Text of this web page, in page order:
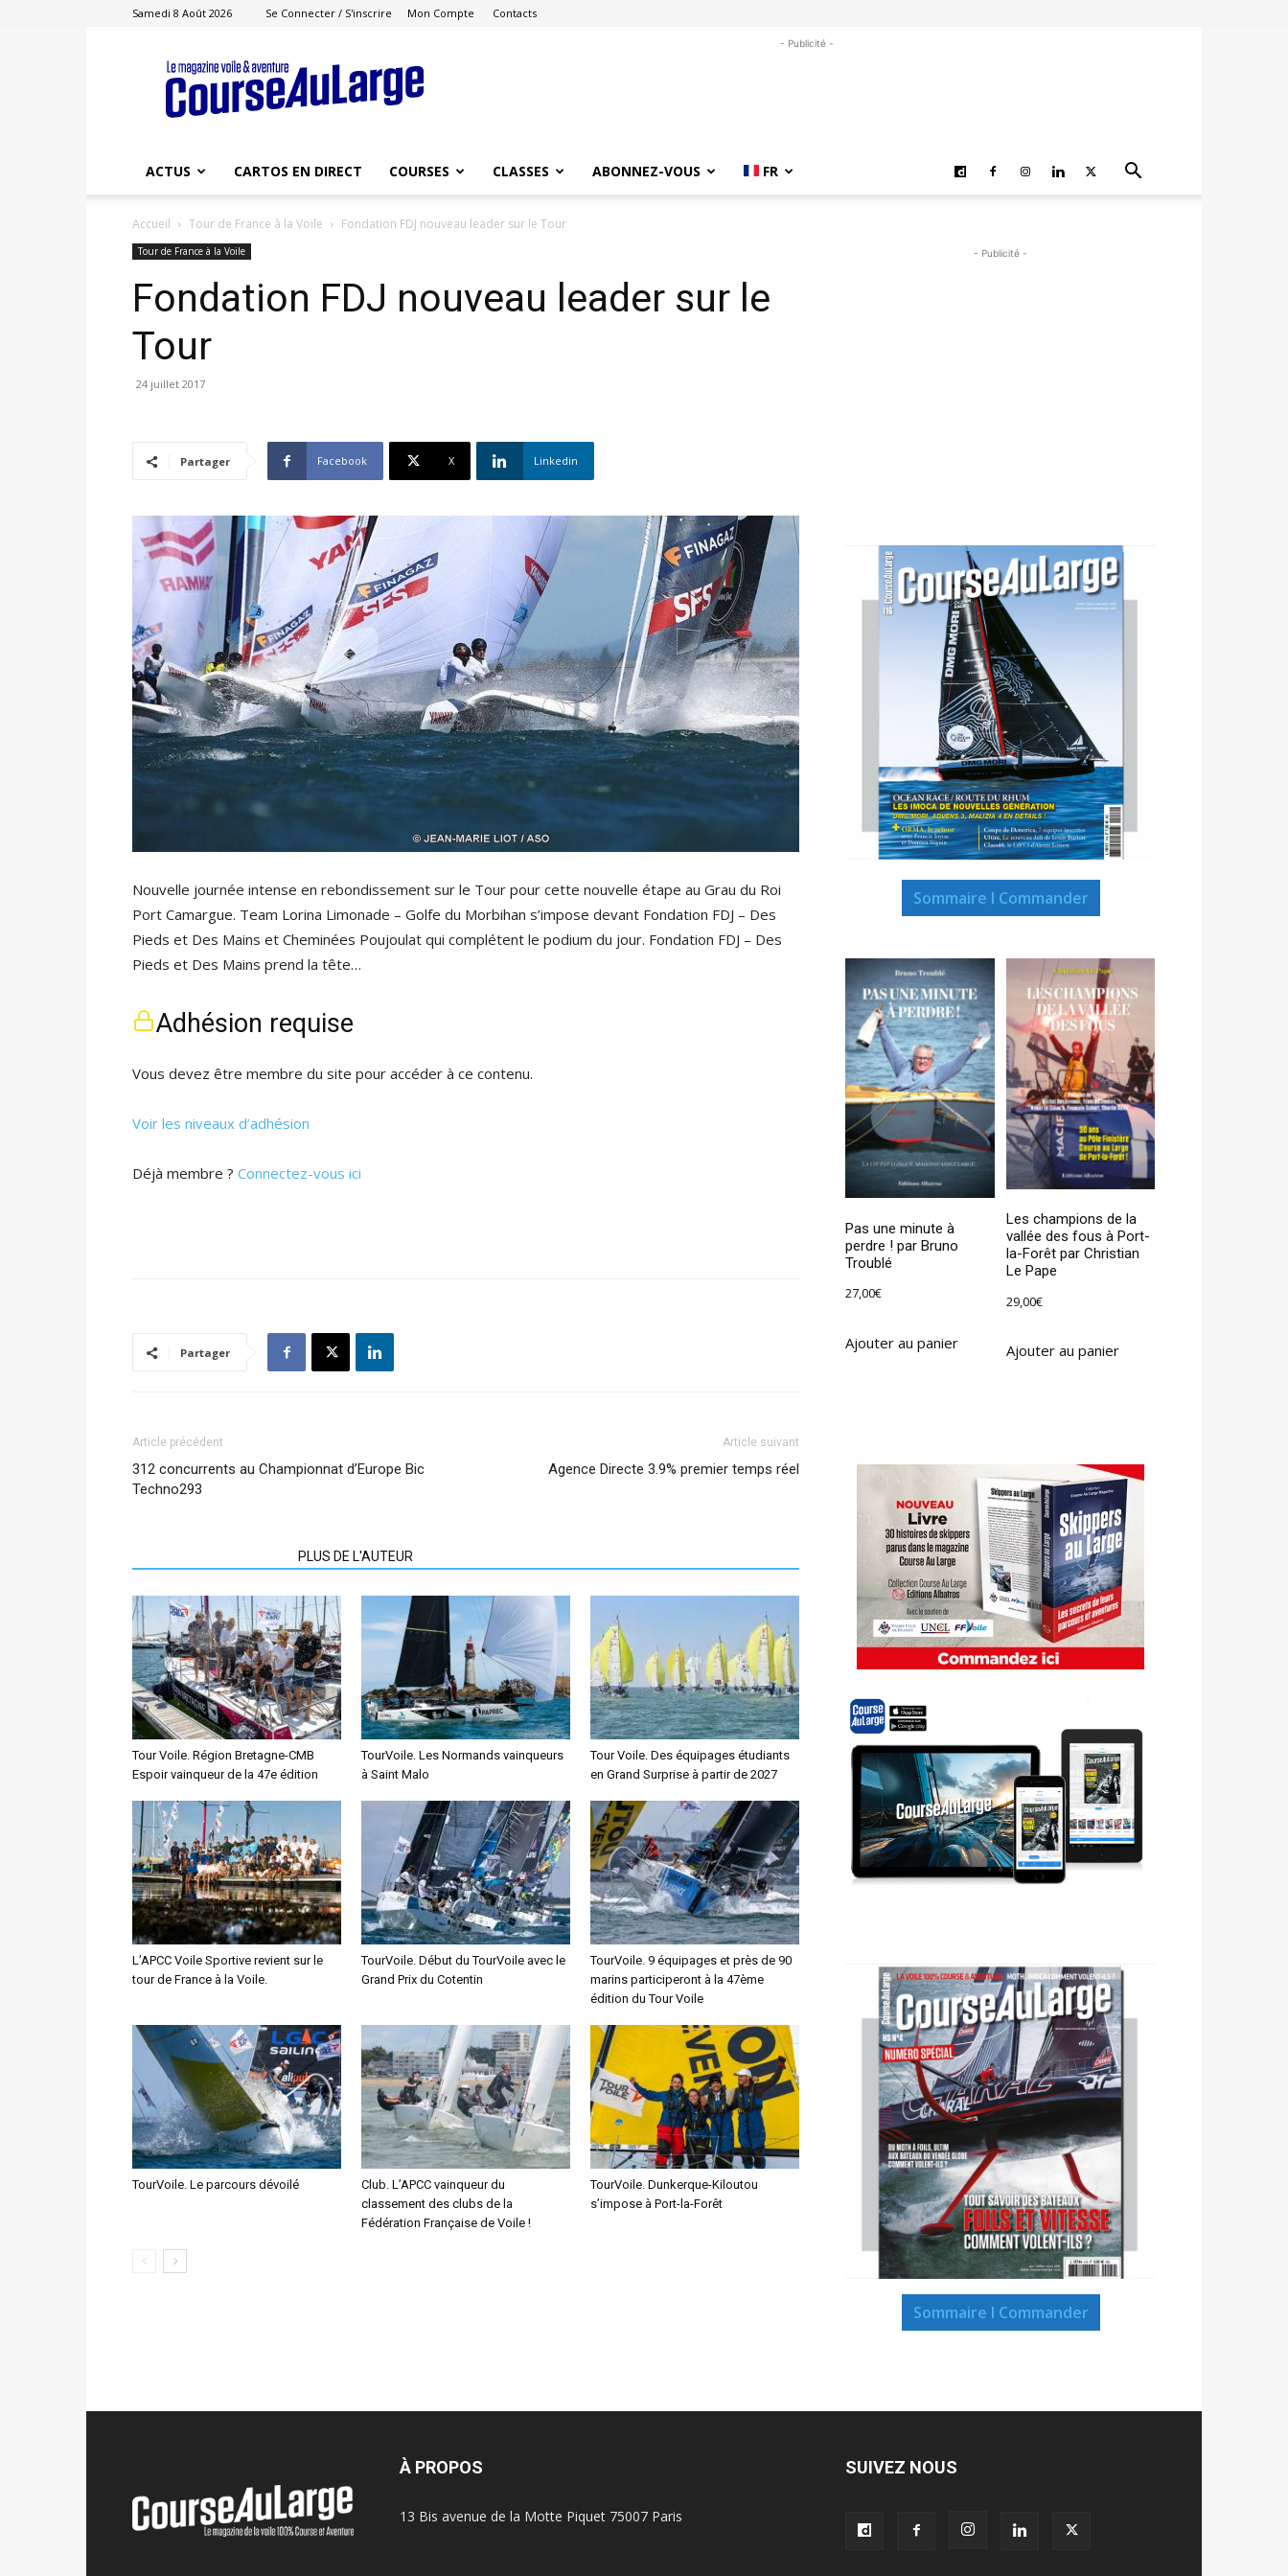
Samedi 8 Août 2026 Se Connecter / S'inscrire Mon Compte Contacts
Course
au
Large
- Publicité -
ACTUS CARTOS EN DIRECT COURSES CLASSES ABONNEZ-VOUS FR
Accueil Tour de France à la Voile Fondation FDJ nouveau leader sur le Tour
Tour de France à la Voile
Fondation FDJ nouveau leader sur le
Tour
24 juillet 2017
Partager Facebook X Linkedin
Nouvelle journée intense en rebondissement sur le Tour pour cette nouvelle étape au Grau du Roi
Port Camargue. Team Lorina Limonade – Golfe du Morbihan s’impose devant Fondation FDJ – Des
Pieds et Des Mains et Cheminées Poujoulat qui complétent le podium du jour. Fondation FDJ – Des
Pieds et Des Mains prend la tête…
Adhésion requise
Vous devez être membre du site pour accéder à ce contenu.
Voir les niveaux d’adhésion
Déjà membre ? Connectez-vous ici
Partager
Article précédent
312 concurrents au Championnat d’Europe Bic
Techno293
Article suivant
Agence Directe 3.9% premier temps réel
PLUS DE L'AUTEUR
Tour Voile. Région Bretagne-CMB
Espoir vainqueur de la 47e édition
TourVoile. Les Normands vainqueurs
à Saint Malo
Tour Voile. Des équipages étudiants
en Grand Surprise à partir de 2027
L’APCC Voile Sportive revient sur le
tour de France à la Voile.
TourVoile. Début du TourVoile avec le
Grand Prix du Cotentin
TourVoile. 9 équipages et près de 90
marins participeront à la 47ème
édition du Tour Voile
TourVoile. Le parcours dévoilé
Club. L’APCC vainqueur du
classement des clubs de la
Fédération Française de Voile !
TourVoile. Dunkerque-Kiloutou
s’impose à Port-la-Forêt
- Publicité -
Sommaire I Commander
Pas une minute à
perdre ! par Bruno
Troublé
27,00€
Ajouter au panier
Les champions de la
vallée des fous à Port-
la-Forêt par Christian
Le Pape
29,00€
Ajouter au panier
Sommaire I Commander
À PROPOS
13 Bis avenue de la Motte Piquet 75007 Paris
SUIVEZ NOUS